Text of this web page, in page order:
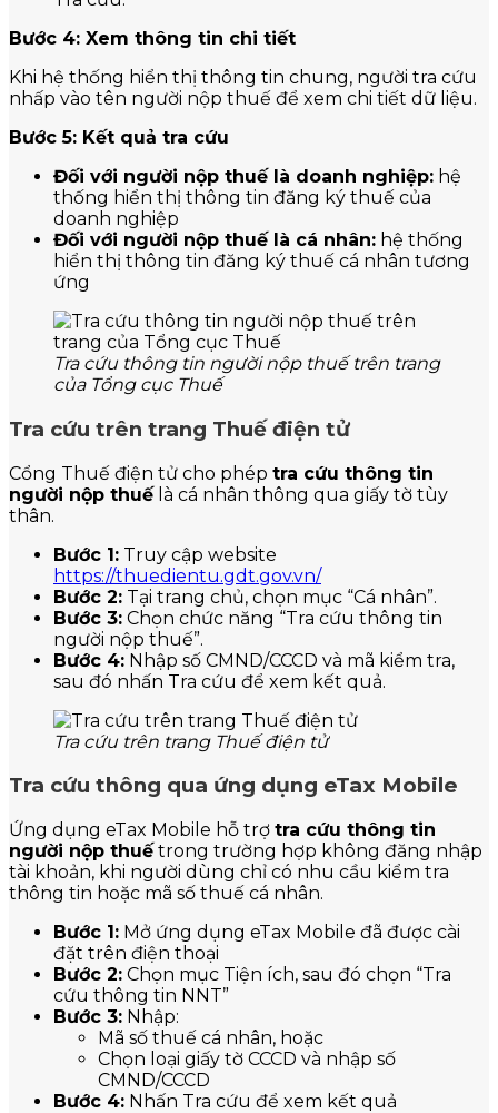
Bước 4: Xem thông tin chi tiết
Khi hệ thống hiển thị thông tin chung, người tra cứu
nhấp vào tên người nộp thuế để xem chi tiết dữ liệu.
Bước 5: Kết quả tra cứu
Đối với người nộp thuế là doanh nghiệp: hệ
thống hiển thị thông tin đăng ký thuế của
doanh nghiệp
Đối với người nộp thuế là cá nhân: hệ thống
hiển thị thông tin đăng ký thuế cá nhân tương
ứng
Tra cứu thông tin người nộp thuế trên trang
của Tổng cục Thuế
Tra cứu trên trang Thuế điện tử
Cổng Thuế điện tử cho phép tra cứu thông tin
người nộp thuếlà cá nhân thông qua giấy tờ tùy
thân.
Bước 1: Truy cập website
https://thuedientu.gdt.gov.vn/
Bước 2: Tại trang chủ, chọn mục “Cá nhân”.
Bước 3: Chọn chức năng “Tra cứu thông tin
người nộp thuế”.
Bước 4: Nhập số CMND/CCCD và mã kiểm tra,
sau đó nhấn Tra cứu để xem kết quả.
Tra cứu trên trang Thuế điện tử
Tra cứu thông qua ứng dụng eTax Mobile
Ứng dụng eTax Mobile hỗ trợ tra cứu thông tin
người nộp thuếtrong trường hợp không đăng nhập
tài khoản, khi người dùng chỉ có nhu cầu kiểm tra
thông tin hoặc mã số thuế cá nhân.
Bước 1: Mở ứng dụng eTax Mobile đã được cài
đặt trên điện thoại
Bước 2: Chọn mục Tiện ích, sau đó chọn “Tra
cứu thông tin NNT”
Bước 3: Nhập:
Mã số thuế cá nhân, hoặc
Chọn loại giấy tờ CCCD và nhập số
CMND/CCCD
Bước 4: Nhấn Tra cứu để xem kết quả